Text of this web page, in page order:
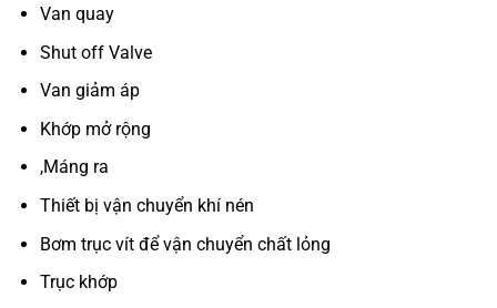
Van quay
Shut off Valve
Van giảm áp
Khớp mở rộng
,Máng ra
Thiết bị vận chuyển khí nén
Bơm trục vít để vận chuyển chất lỏng
Trục khớp